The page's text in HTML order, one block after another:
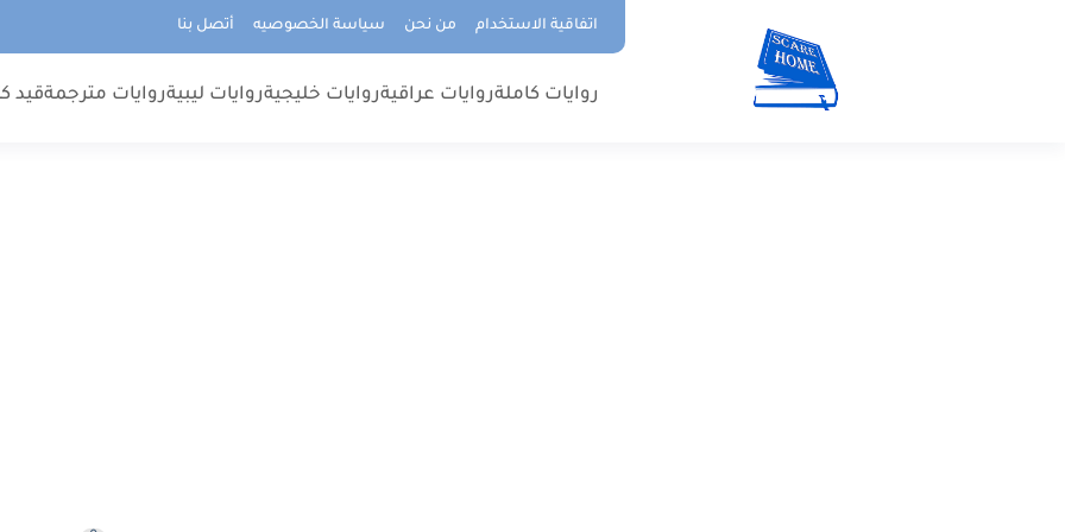
اتفاقية الاستخدام من نحن سياسة الخصوصيه أتصل بنا
روايات كاملةروايات عراقيةروايات خليجيةروايات ليبيةروايات مترجمةقيد